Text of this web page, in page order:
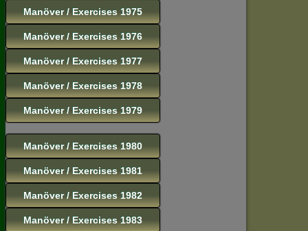
Manöver / Exercises 1975
Manöver / Exercises 1976
Manöver / Exercises 1977
Manöver / Exercises 1978
Manöver / Exercises 1979
Manöver / Exercises 1980
Manöver / Exercises 1981
Manöver / Exercises 1982
Manöver / Exercises 1983